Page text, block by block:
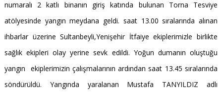
numaralı 2 katlı binanın giriş katında bulunan Torna Tesviye
atölyesinde yangın meydana geldi. saat 13.00 sıralarında alınan
ihbarlar üzerine Sultanbeyli,Yenişehir İtfaiye ekiplerimizle birlikte
sağlık ekipleri olay yerine sevk edildi. Yoğun dumanın oluştuğu
yangın ekiplerimizin çalışmalarının ardından saat 13.45 sıralarında
söndürüldü. Yangında yaralanan Mustafa TANYILDIZ adlı